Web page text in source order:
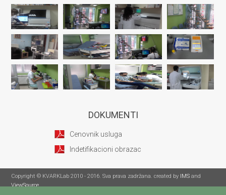
DOKUMENTI
Cenovnik usluga
Indetifikacioni obrazac
Copyright © KVARKLab 2010 - 2016. Sva prava zadržana. created by IMS and
ViewSource